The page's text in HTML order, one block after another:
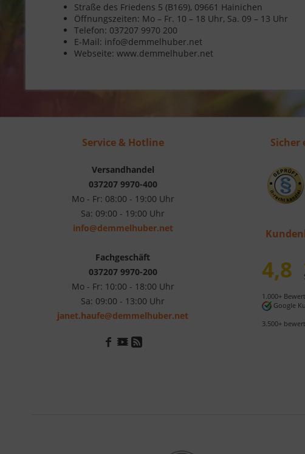
Straße des Friedens 5 (B169), 09661 Hainichen
Öffnungszeiten: Mo – Fr. 10 – 18 Uhr, Sa. 09 – 13 Uhr
Telefon: 037207 9970 200
E-Mail: info@demmelhuber.net
Webseite: www.demmelhuber.net
Service & Hotline
Versandhandel
037207 9970-400
Mo - Fr: 08:00 - 19:00 Uhr
Sa: 09:00 - 19:00 Uhr
info@demmelhuber.net
Fachgeschäft
037207 9970-200
Mo - Fr: 10:00 - 18:00 Uhr
Sa: 09:00 - 13:00 Uhr
janet.haufe@demmelhuber.net
Sicher
4,8
1.000+
Google
3.500+